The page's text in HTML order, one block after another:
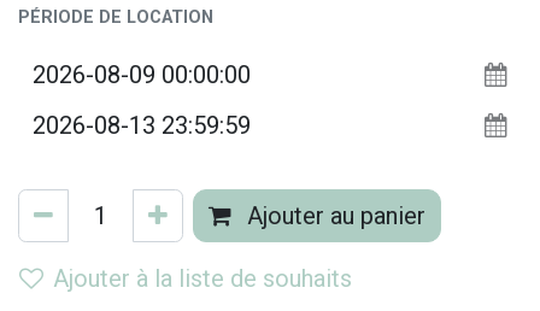
PÉRIODE DE LOCATION
Ajouter au panier
Ajouter à la liste de souhaits